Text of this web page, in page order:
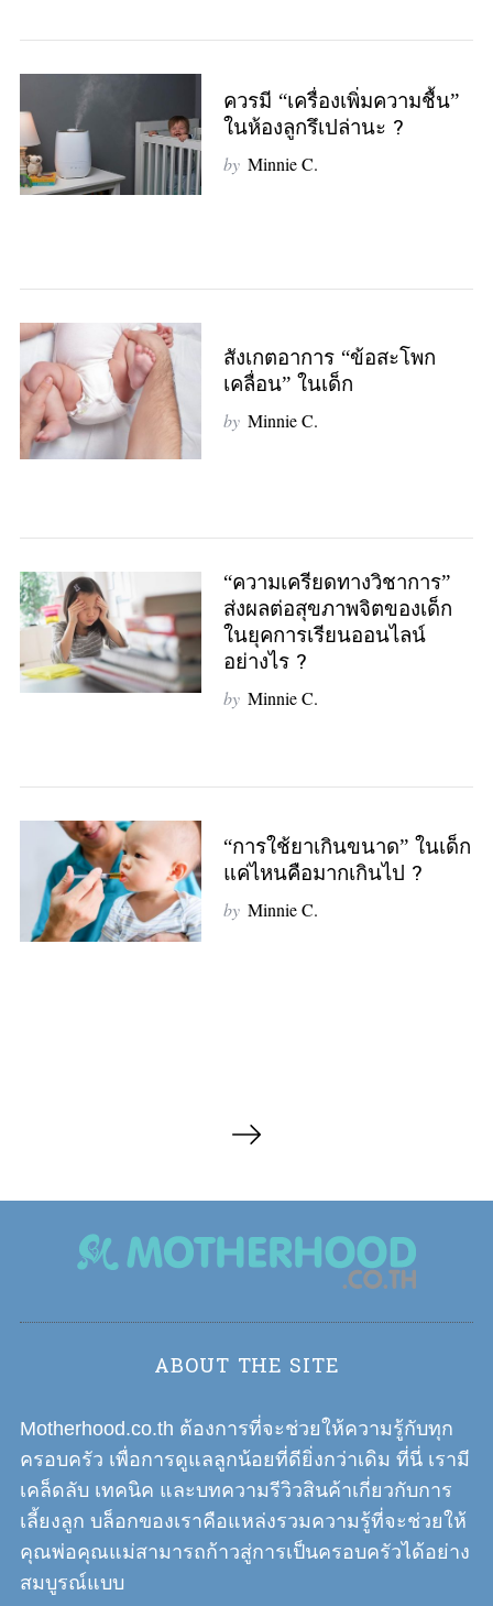
ควรมี “เครื่องเพิ่มความชื้น”
ในห้องลูกรึเปล่านะ ?
by Minnie C.
สังเกตอาการ “ข้อสะโพก
เคลื่อน” ในเด็ก
by Minnie C.
“ความเครียดทางวิชาการ”
ส่งผลต่อสุขภาพจิตของเด็ก
ในยุคการเรียนออนไลน์
อย่างไร ?
by Minnie C.
“การใช้ยาเกินขนาด” ในเด็ก
แค่ไหนคือมากเกินไป ?
by Minnie C.
a
t
i
o
n
ABOUT THE SITE
Motherhood.co.th ต้องการที่จะช่วยให้ความรู้กับทุก
ครอบครัว เพื่อการดูแลลูกน้อยที่ดียิ่งกว่าเดิม ที่นี่ เรามี
เคล็ดลับ เทคนิค และบทความรีวิวสินค้าเกี่ยวกับการ
เลี้ยงลูก บล็อกของเราคือแหล่งรวมความรู้ที่จะช่วยให้
คุณพ่อคุณแม่สามารถก้าวสู่การเป็นครอบครัวได้อย่าง
สมบูรณ์แบบ